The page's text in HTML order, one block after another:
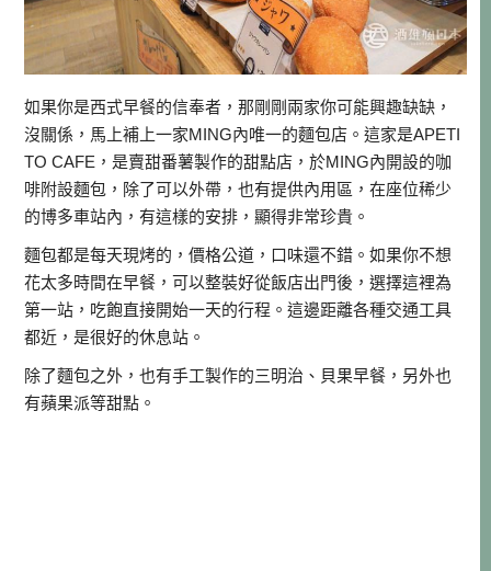
如果你是西式早餐的信奉者，那剛剛兩家你可能興趣缺缺，
沒關係，馬上補上一家MING內唯一的麵包店。這家是APETI
TO CAFE，是賣甜番薯製作的甜點店，於MING內開設的咖
啡附設麵包，除了可以外帶，也有提供內用區，在座位稀少
的博多車站內，有這樣的安排，顯得非常珍貴。
麵包都是每天現烤的，價格公道，口味還不錯。如果你不想
花太多時間在早餐，可以整裝好從飯店出門後，選擇這裡為
第一站，吃飽直接開始一天的行程。這邊距離各種交通工具
都近，是很好的休息站。
除了麵包之外，也有手工製作的三明治、貝果早餐，另外也
有蘋果派等甜點。